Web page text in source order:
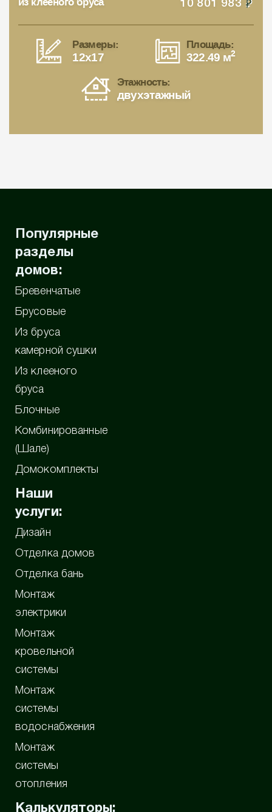
10 801 983
Размеры:
12x17
Площадь:
322.49 м2
Этажность:
двухэтажный
Популярные
разделы
домов:
Бревенчатые
Брусовые
Из бруса
камерной сушки
Из клееного
бруса
Блочные
Комбинированные
(Шале)
Домокомплекты
Наши
услуги:
Дизайн
Отделка домов
Отделка бань
Монтаж
электрики
Монтаж
кровельной
системы
Монтаж
системы
водоснабжения
Монтаж
системы
отопления
Калькуляторы: